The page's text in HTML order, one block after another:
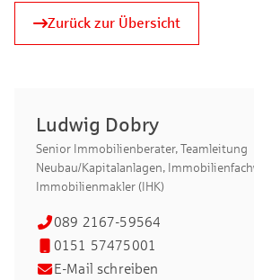
Zurück zur Übersicht
Ludwig Dobry
Senior Immobilienberater, Teamleitung
Neubau/Kapitalanlagen,
Immobilienmakler (IHK)
089 2167-59564
0151 57475001
E-Mail schreiben